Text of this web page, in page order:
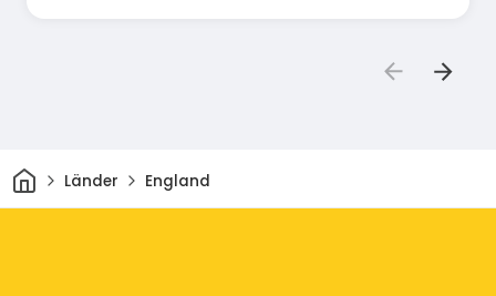
HeimLänder England